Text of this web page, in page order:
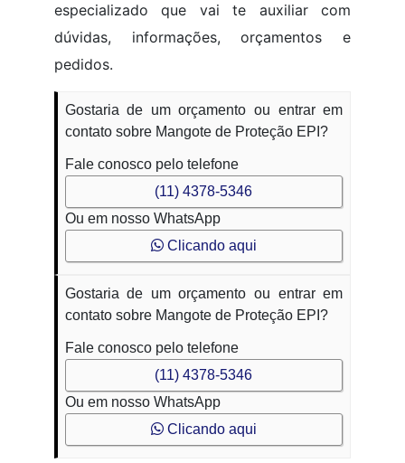
especializado que vai te auxiliar com
dúvidas, informações, orçamentos e
pedidos.
Gostaria de um orçamento ou entrar em
contato sobre Mangote de Proteção EPI?
Fale conosco pelo telefone
(11) 4378-5346
Ou em nosso WhatsApp
Clicando aqui
Gostaria de um orçamento ou entrar em
contato sobre Mangote de Proteção EPI?
Fale conosco pelo telefone
(11) 4378-5346
Ou em nosso WhatsApp
Clicando aqui